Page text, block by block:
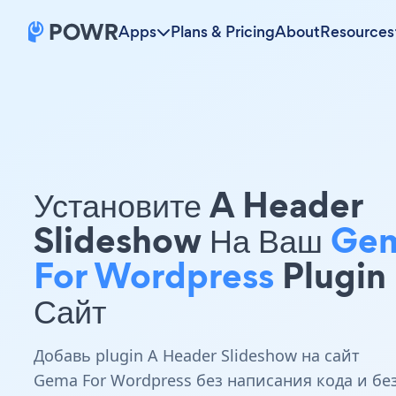
Apps Plans & PricingAboutResources
Установите A Header
Slideshow На Ваш
For Wordpress Plugin
Сайт
Добавь plugin A Header Slideshow на сайт
Gema For Wordpress без написания кода и